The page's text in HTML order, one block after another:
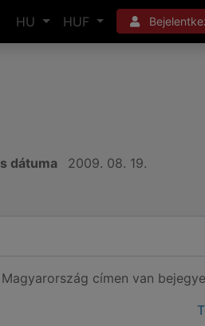
HU HUF
dátuma 2009. 08. 19.
címen van